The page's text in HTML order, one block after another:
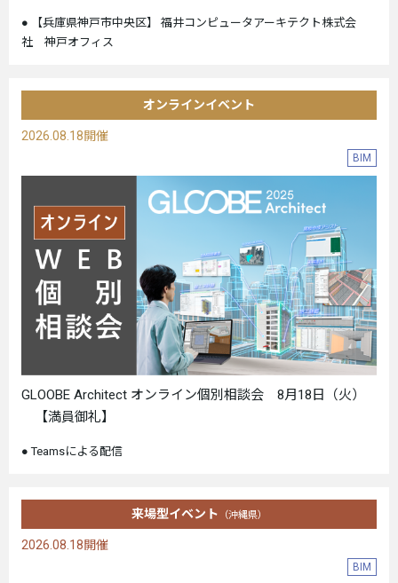
【兵庫県神戸市中央区】 福井コンピュータアーキテクト株式会
社 神戸オフィス
オンラインイベント
2026.08.18開催
BIM
GLOOBE Architect オンライン個別相談会 8月18日（火）
【満員御礼】
Teamsによる配信
来場型イベント （沖縄県）
2026.08.18開催
BIM